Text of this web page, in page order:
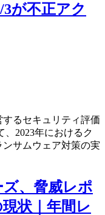
3が不正アク
るセキュリティ評価
、2023年におけるク
ンサムウェア対策の実
、脅威レポ
状｜年間レ